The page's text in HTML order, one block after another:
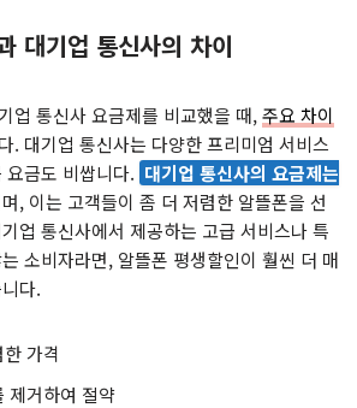
대기업 통신사의 차이
업 통신사 요금제를 비교했을 때,주요 차이
. 대기업 통신사는 다양한 프리미엄 서비스
금도 비쌉니다. 대기업 통신사의 요금제는
, 이는 고객들이 좀 더 저렴한 알뜰폰을 선
업 통신사에서 제공하는 고급 서비스나 특
소비자라면, 알뜰폰 평생할인이 훨씬 더 매
다.
가격
제거하여 절약